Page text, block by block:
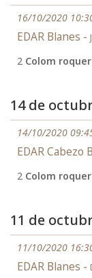
16/10/2020
EDAR Blanes -
2 Colom roquer
14 de
14/10/2020
EDAR Cabezo
2 Colom roquer
11 de
11/10/2020
EDAR Blanes -